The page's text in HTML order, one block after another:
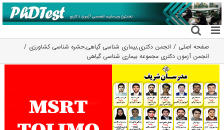
رفتن
به
محتوا
صفحه اصلی انجمن دکتری,بیماری شناسی گیاهی,حشره شناسی کشاورزی
انجمن آزمون دکتری مجموعه بیماری شناسی گیاهی